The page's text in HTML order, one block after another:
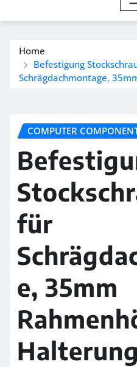
Home
Befestigung
Schrägdachmontage,
COMPUTER
für
e, 35mm
Halterung